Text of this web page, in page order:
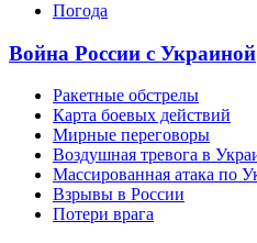
Погода
Война России с Украиной
Ракетные обстрелы
Карта боевых действий
Мирные переговоры
Воздушная тревога в
Массированная атака по
Взрывы в России
Потери врага